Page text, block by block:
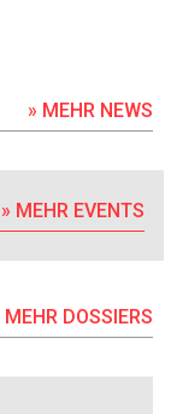
» MEHR NEWS
» MEHR EVENTS
MEHR DOSSIERS